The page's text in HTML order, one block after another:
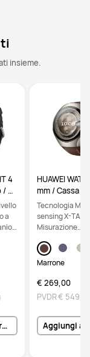
insieme.
4
Ca
co
a
|
Aggiungi al carrello
HUAWEI
mm / Cassa
aerospaziale
no marrone /
bile con iOS e
Tecnologia
sensing X-TAP |
Misurazione
sanguigna
polpastrello |
Marrone
€ 269,00
PVDR€